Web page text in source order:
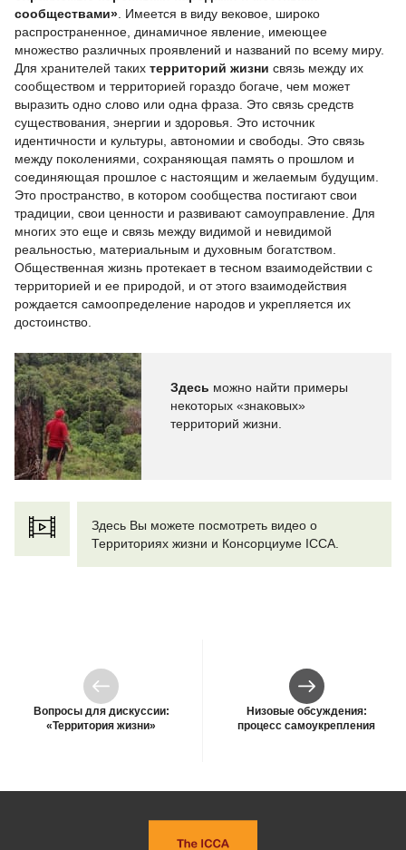
сообществами» . Имеется в виду вековое, широко
распространенное, динамичное явление, имеющее
множество различных проявлений и названий по всему миру.
Для хранителей таких территорий жизни связь между их
сообществом и территорией гораздо богаче, чем может
выразить одно слово или одна фраза. Это связь средств
существования, энергии и здоровья. Это источник
идентичности и культуры, автономии и свободы. Это связь
между поколениями, сохраняющая память о прошлом и
соединяющая прошлое с настоящим и желаемым будущим.
Это пространство, в котором сообщества постигают свои
традиции, свои ценности и развивают самоуправление. Для
многих это еще и связь между видимой и невидимой
реальностью, материальным и духовным богатством.
Общественная жизнь протекает в тесном взаимодействии с
территорией и ее природой, и от этого взаимодействия
рождается самоопределение народов и укрепляется их
достоинство.
Здесь можно найти примеры
некоторых «знаковых»
территорий жизни.
Здесь Вы можете посмотреть видео о
Территориях жизни и Консорциуме ICCA.
Предыдущий
Вопросы для дискуссии:
«Территория жизни»
Следующий
Низовые обсуждения:
процесс самоукрепления